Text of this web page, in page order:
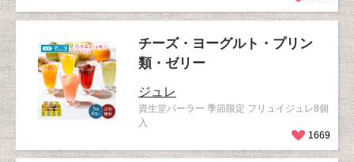
チーズ・ヨーグルト・プリン
類・ゼリー
ジュレ
資生堂パーラー 季節限定 フリュイジュレ8個
入
1669